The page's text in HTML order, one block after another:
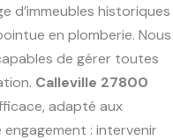
d’immeubles historiques
en plomberie. Nous
de gérer toutes
Calleville 27800
adapté aux
: intervenir